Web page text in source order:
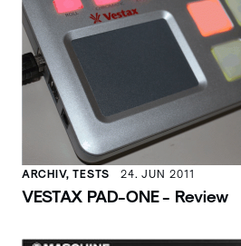
ARCHIV, TESTS 24. JUN 2011
VESTAX PAD-ONE - Review